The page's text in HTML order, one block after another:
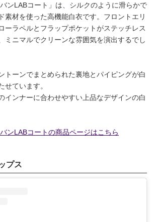
バンLABコート」は、シルクのように滑らかで
素材を使った高機能白衣です。フロントエリ
ーラペルとフラップポケットがステッチレス
ミニマルでクリーンな雰囲気を演出するでし
トーンでまとめられた裏地とパイピングが白
せています。
インナーに合わせやすい上品なデザインの白
ンLABコートの商品ページはこちら
プス